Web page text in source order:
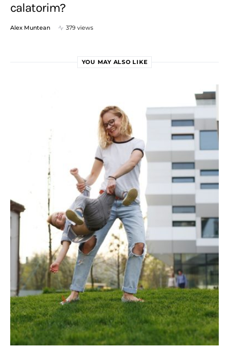
calatorim?
Alex Muntean 379 views
YOU MAY ALSO LIKE